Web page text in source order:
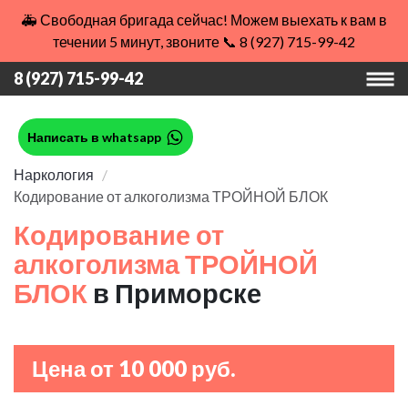
🚑 Свободная бригада сейчас! Можем выехать к вам в
течении 5 минут, звоните 📞 8 (927) 715-99-42
8 (927) 715-99-42
Написать в whatsapp
Наркология
Кодирование от алкоголизма ТРОЙНОЙ БЛОК
Кодирование от
алкоголизма ТРОЙНОЙ
БЛОК в Приморске
Цена от 10 000 руб.